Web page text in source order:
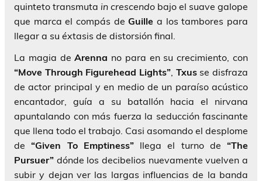
quinteto transmuta in crescendo bajo el suave galope
que marca el compás deGuille a los tambores para
llegar a su éxtasis de distorsión final.
La magia deArenna no para en su crecimiento, con
“Move Through Figurehead Lights”, Txusse disfraza
de actor principal y en medio de un paraíso acústico
encantador, guía a su batallón hacia el nirvana
apuntalando con más fuerza la seducción fascinante
que llena todo el trabajo. Casi asomando el desplome
de“Given To Emptiness” llega el turno de “The
Pursuer” dónde los decibelios nuevamente vuelven a
subir y dejan ver las largas influencias de la banda